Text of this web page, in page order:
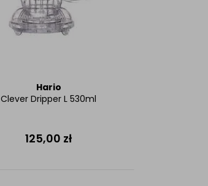
Hario
Clever Dripper L 530ml
125,00 zł